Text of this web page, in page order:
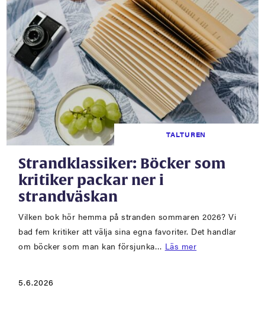
TALTUREN
Strandklassiker: Böcker som
kritiker packar ner i
strandväskan
Vilken bok hör hemma på stranden sommaren 2026? Vi
bad fem kritiker att välja sina egna favoriter. Det handlar
om böcker som man kan försjunka… Läs mer
5.6.2026